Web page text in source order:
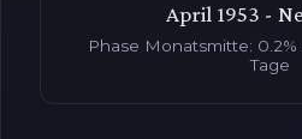
April 1953 -
Phase Monatsmitte:
Tage